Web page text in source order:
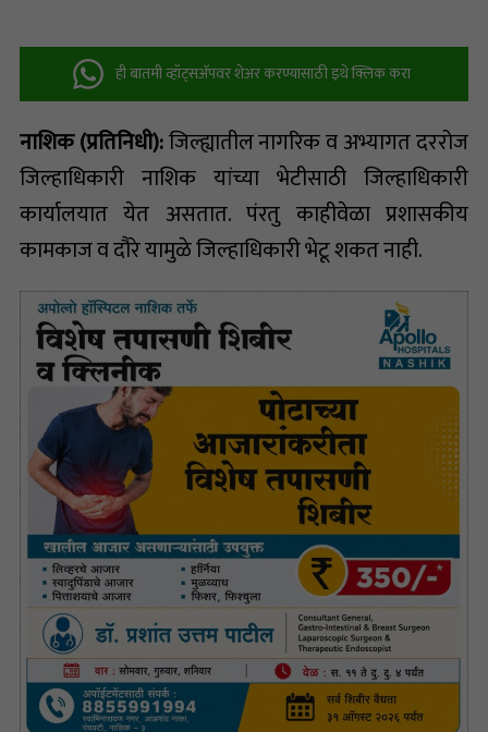
ही बातमी व्हॉट्सअ‍ॅपवर शेअर करण्यासाठी इथे क्लिक करा
नाशिक (प्रतिनिधी):जिल्ह्यातील नागरिक व अभ्यागत दररोज
जिल्हाधिकारी नाशिक यांच्या भेटीसाठी जिल्हाधिकारी
कार्यालयात येत असतात. पंरतु काहीवेळा प्रशासकीय
कामकाज व दौरे यामुळे जिल्हाधिकारी भेटू शकत नाही.